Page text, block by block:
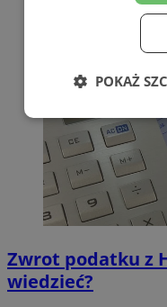
Zwrot podatku z
wiedzieć?
POKAŻ
Niezbędne